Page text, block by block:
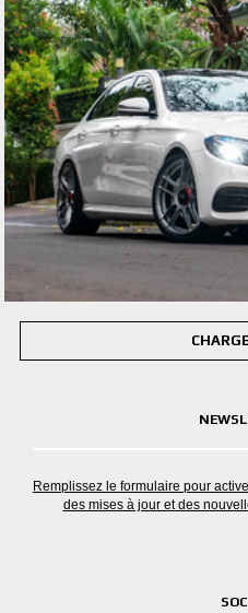
Remplissez le formulaire pour
des mises à jour et des